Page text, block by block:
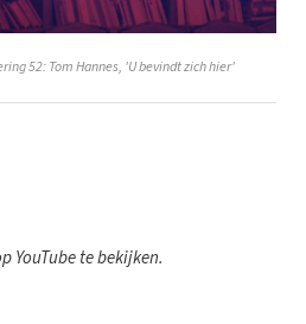
52: Tom Hannes, 'U bevindt zich hier'
YouTube te bekijken.